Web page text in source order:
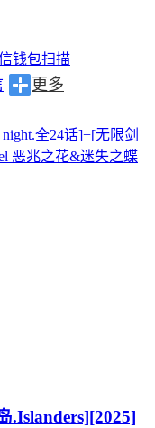
钱包扫描
更多
全24话]+[无限剑
恶兆之花&迷失之蝶
.Islanders][2025]